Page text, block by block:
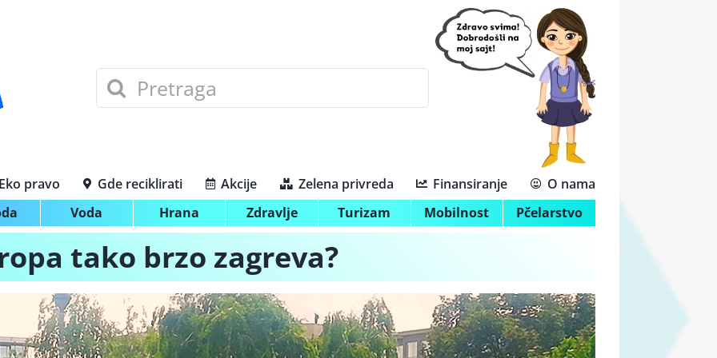
Search
for:
Voda Hrana Zdravlje Turizam Mobilnost Pčelarstvo
Eko pravo Gde reciklirati Akcije Zelena privreda Finansiranje O nama
tako brzo zagreva?